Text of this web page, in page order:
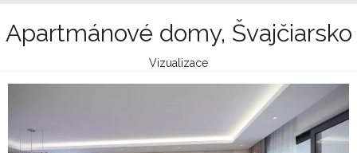
Apartmánové domy, Švajčiarsko
Vizualizace